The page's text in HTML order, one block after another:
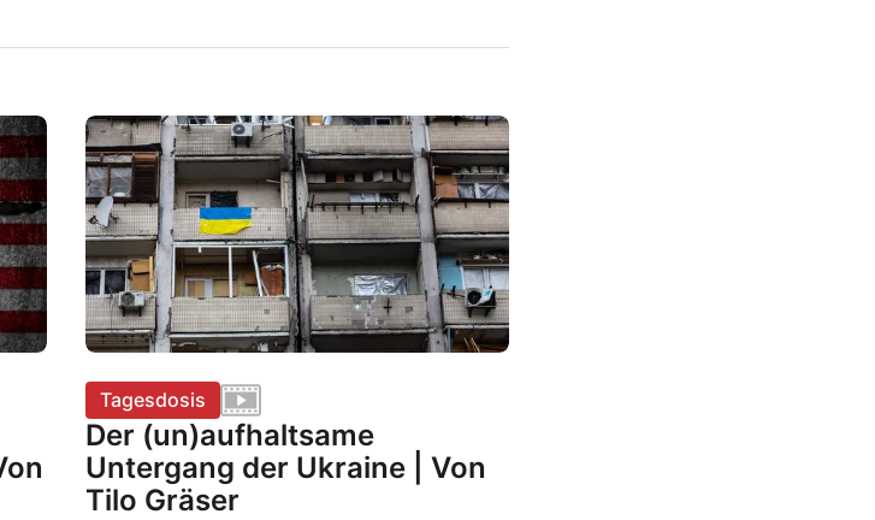
Tagesdosis
Der (un)aufhaltsame
Untergang der Ukraine | Von
Tilo Gräser